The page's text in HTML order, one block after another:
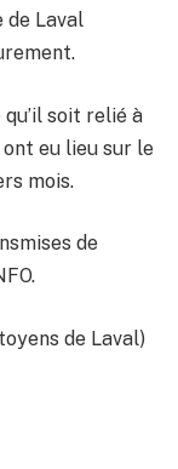
de Laval
soit relié à
ont eu lieu sur le
mois.
de
de Laval)